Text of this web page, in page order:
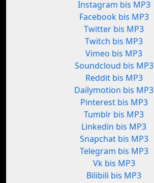
Instagram bis MP3
Facebook bis MP3
Twitter bis MP3
Twitch bis MP3
Vimeo bis MP3
Soundcloud bis MP3
Reddit bis MP3
Dailymotion bis MP3
Pinterest bis MP3
Tumblr bis MP3
Linkedin bis MP3
Snapchat bis MP3
Telegram bis MP3
Vk bis MP3
Bilibili bis MP3